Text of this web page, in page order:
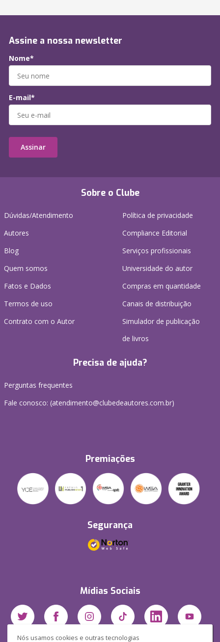
Nós usamos cookies e outras tecnologias
Sobre o Clube
Dúvidas/Atendimento
Autores
Blog
Quem somos
Fatos e Dados
Termos de uso
Contrato com o Autor
Política de privacidade
Compliance Editorial
Serviços profissionais
Universidade do autor
Compras em quantidade
Canais de distribuição
Simulador de publicação
de livros
Precisa de ajuda?
Perguntas frequentes
Fale conosco: (atendimento@clubedeautores.com.br)
Premiações
Segurança
Mídias Sociais
Assine a nossa newsletter
Nome*
E-mail*
Assinar